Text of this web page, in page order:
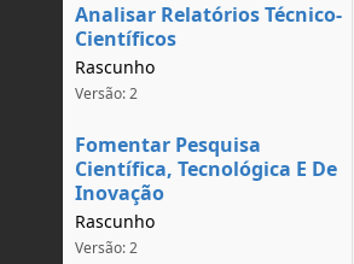
Analisar Relatórios Técnico-
Científicos
Rascunho
Versão: 2
Fomentar Pesquisa
Científica, Tecnológica E De
Inovação
Rascunho
Versão: 2